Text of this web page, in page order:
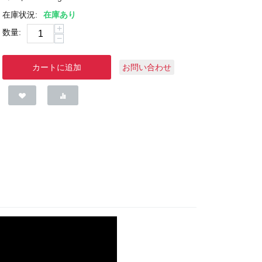
在庫状況:
在庫あり
数量:
+
−
カートに追加 お問い合わせ